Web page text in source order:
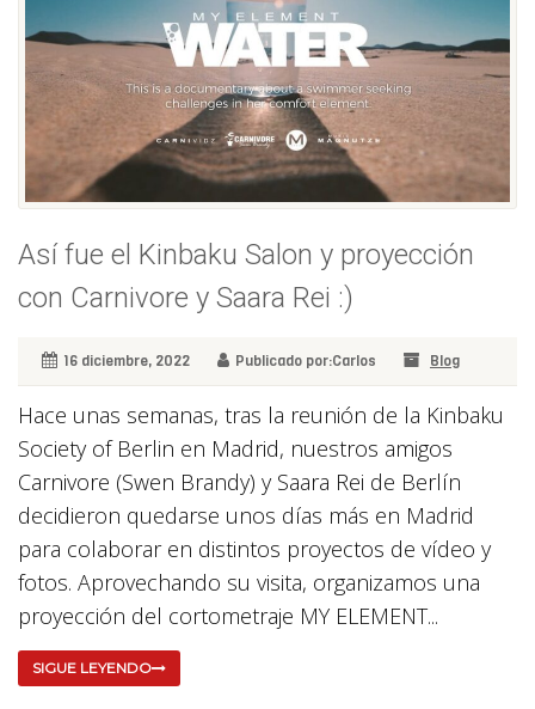
Así fue el Kinbaku Salon y proyección
con Carnivore y Saara Rei :)
16 diciembre, 2022 Publicado por:Carlos Blog
Hace unas semanas, tras la reunión de la Kinbaku
Society of Berlin en Madrid, nuestros amigos
Carnivore (Swen Brandy) y Saara Rei de Berlín
decidieron quedarse unos días más en Madrid
para colaborar en distintos proyectos de vídeo y
fotos. Aprovechando su visita, organizamos una
proyección del cortometraje MY ELEMENT...
SIGUE LEYENDO